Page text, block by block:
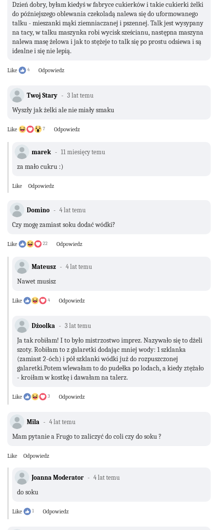
Dzień dobry, byłam kiedyś w fabryce cukierków i takie cukierki żelki
do późniejszego oblewania czekoladą nalewa się do uformowanego
talku - mieszanki mąki ziemniaczanej i pszennej. Talk jest wysypany
na tacy, w talku maszynka robi wycisk sześcianu, następna maszyna
nalewa masę żelowa i jak to stężeje to talk się po prostu odsiewa i są
idealne i się nie lepią.
Like 4 Odpowiedz
Twoj Stary 3 lat temu
Wyszły jak żelki ale nie miały smaku
Like 7 Odpowiedz
marek 11 miesięcy temu
za mało cukru :)
Like Odpowiedz
Domino 4 lat temu
Czy mogę zamiast soku dodać wódki?
Like 22 Odpowiedz
Mateusz 4 lat temu
Nawet musisz
Like 4 Odpowiedz
Dżoolka 3 lat temu
Ja tak robiłam! I to było mistrzostwo imprez. Nazywało się to dżeli
szoty. Robiłam to z galaretki dodając mniej wody: 1 szklanka
(zamiast 2-óch) i pół szklanki wódki już do rozpuszczonej
galaretki.Potem wlewałam to do pudełka po lodach, a kiedy ztężało
- kroiłam w kostkę i dawałam na talerz.
Like 3 Odpowiedz
Mila 4 lat temu
Mam pytanie a Frugo to zaliczyć do coli czy do soku ?
Like Odpowiedz
Joanna Moderator 4 lat temu
do soku
Like 1 Odpowiedz